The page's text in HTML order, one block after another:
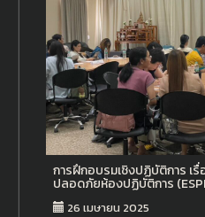
การฝึกอบรมเชิงปฏิบัติการ เรื่
ปลอดภัยห้องปฏิบัติการ
26 เมษายน 2025